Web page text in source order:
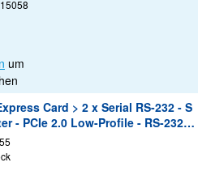
um
Card > 2 x Serial RS-232 - S
- PCIe 2.0 Low-Profile - RS-232 x